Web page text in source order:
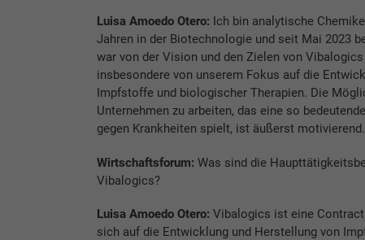
Luisa Amoedo Otero: Ich bin analytische
Jahren in der Biotechnologie und seit Mai 2023
war von der Vision und den Zielen von Vibalogics
insbesondere von unserem Fokus auf die
Impfstoffe und biologischer Therapien. Die
Unternehmen zu arbeiten, das eine so
gegen Krankheiten spielt, ist äußerst motivierend.
Wirtschaftsforum: Was sind die
Vibalogics?
Luisa Amoedo Otero: Vibalogics ist eine
sich auf die Entwicklung und Herstellung von